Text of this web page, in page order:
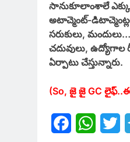
సానుకూలాంశాలే
అటాచ్మెంట్-
సరుకులు,
చదువులు, ఉద్యోగాల
ఏర్పాటు చేస్తున్నారు.
(So, జై జై GC లైఫ్..
Facebook